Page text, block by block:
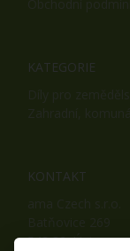
KATEGORIE
KONTAKT
542 32, Úpice